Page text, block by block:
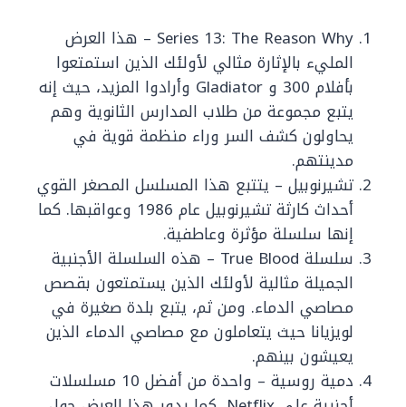
Series 13: The Reason Why – هذا العرض
المليء بالإثارة مثالي لأولئك الذين استمتعوا
بأفلام 300 و Gladiator وأرادوا المزيد، حيث إنه
يتبع مجموعة من طلاب المدارس الثانوية وهم
يحاولون كشف السر وراء منظمة قوية في
مدينتهم.
تشيرنوبيل – يتتبع هذا المسلسل المصغر القوي
أحداث كارثة تشيرنوبيل عام 1986 وعواقبها. كما
إنها سلسلة مؤثرة وعاطفية.
سلسلة True Blood – هذه السلسلة الأجنبية
الجميلة مثالية لأولئك الذين يستمتعون بقصص
مصاصي الدماء. ومن ثم، يتبع بلدة صغيرة في
لويزيانا حيث يتعاملون مع مصاصي الدماء الذين
يعيشون بينهم.
دمية روسية – واحدة من أفضل 10 مسلسلات